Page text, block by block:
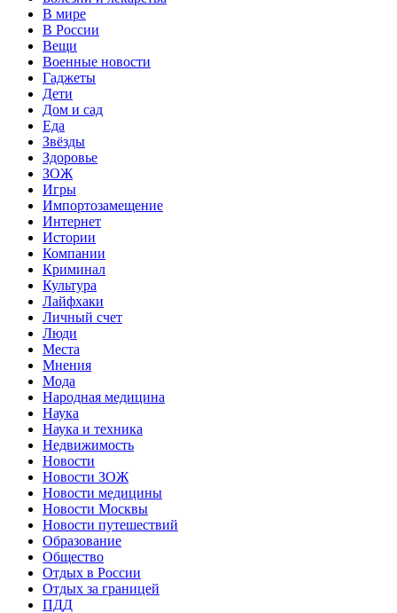
В мире
В России
Вещи
Военные новости
Гаджеты
Дети
Дом и сад
Еда
Звёзды
Здоровье
ЗОЖ
Игры
Импортозамещение
Интернет
Истории
Компании
Криминал
Культура
Лайфхаки
Личный счет
Люди
Места
Мнения
Мода
Народная медицина
Наука
Наука и техника
Недвижимость
Новости
Новости ЗОЖ
Новости медицины
Новости Москвы
Новости путешествий
Образование
Общество
Отдых в России
Отдых за границей
ПДД